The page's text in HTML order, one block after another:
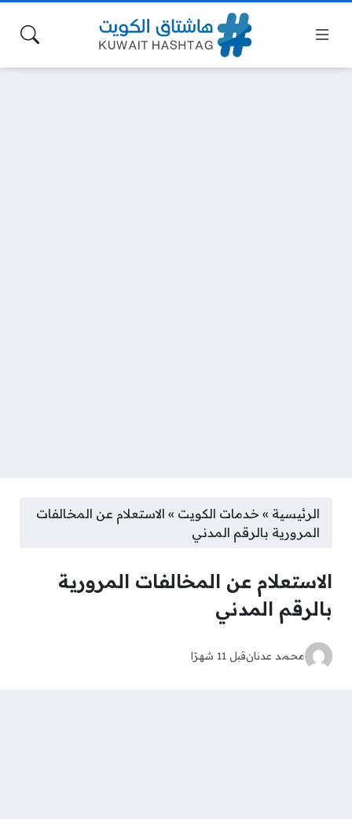
الرئيسية » خدمات الكويت » الاستعلام عن المخالفات
المرورية بالرقم المدني
الاستعلام عن المخالفات المرورية
بالرقم المدني
محمد عدنانقبل 11 شهرًا